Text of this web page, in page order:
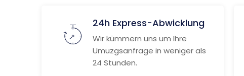
24h Express-Abwicklung
Wir kümmern uns um Ihre
Umuzgsanfrage in weniger als
24 Stunden.